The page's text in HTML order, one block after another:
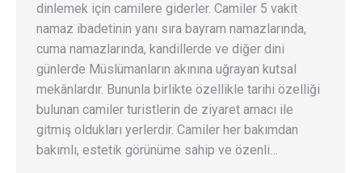
dinlemek için camilere giderler. Camiler 5 vakit
namaz ibadetinin yanı sıra bayram namazlarında,
cuma namazlarında, kandillerde ve diğer dini
günlerde Müslümanların akınına uğrayan kutsal
mekânlardır. Bununla birlikte özellikle tarihi özelliği
bulunan camiler turistlerin de ziyaret amacı ile
gitmiş oldukları yerlerdir. Camiler her bakımdan
bakımlı, estetik görünüme sahip ve özenli…